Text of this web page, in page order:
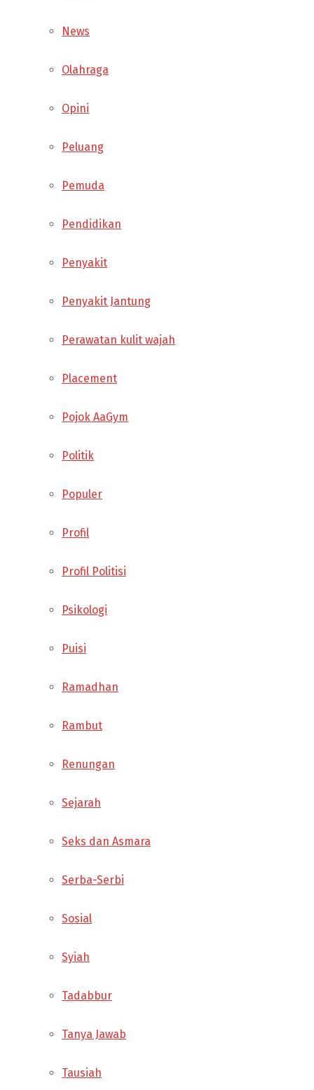
News
Olahraga
Opini
Peluang
Pemuda
Pendidikan
Penyakit
Penyakit Jantung
Perawatan kulit wajah
Placement
Pojok AaGym
Politik
Populer
Profil
Profil Politisi
Psikologi
Puisi
Ramadhan
Rambut
Renungan
Sejarah
Seks dan Asmara
Serba-Serbi
Sosial
Syiah
Tadabbur
Tanya Jawab
Tausiah